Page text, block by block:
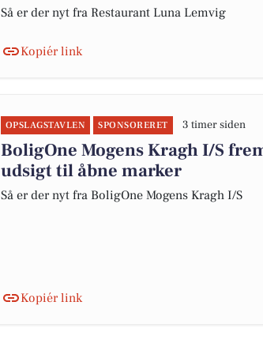
Så er der nyt fra Restaurant Luna Lemvig
Kopiér link
OPSLAGSTAVLEN SPONSORERET 3 timer siden
BoligOne Mogens Kragh I/S
udsigt til åbne marker
Så er der nyt fra BoligOne Mogens Kragh I/S
Kopiér link